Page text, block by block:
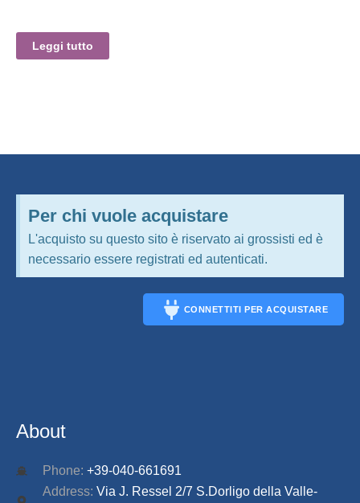
Leggi tutto
Per chi vuole acquistare
L'acquisto su questo sito è riservato ai grossisti ed è
necessario essere registrati ed autenticati.
CONNETTITI PER ACQUISTARE
About
Phone: +39-040-661691
Address: Via J. Ressel 2/7 S.Dorligo della Valle-